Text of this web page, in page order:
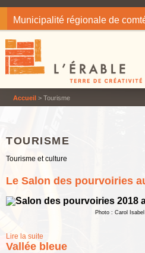
Municipalité régionale de
Accueil > Tourisme
TOURISME
Tourisme et culture
Le Salon des pourvoiries
Photo : Carol Isabel
Lire la suite
Vallée bleue